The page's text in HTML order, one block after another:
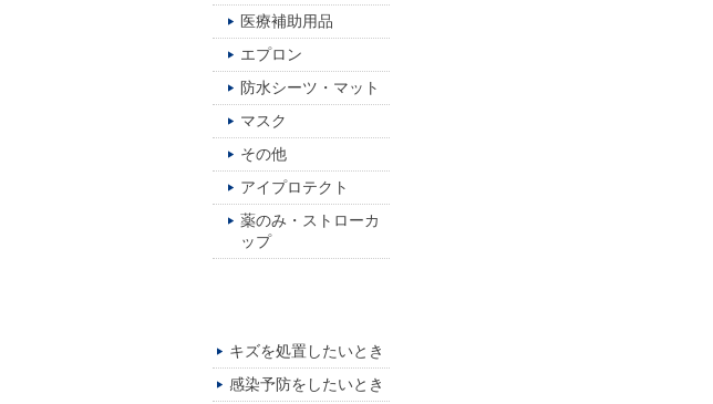
医療補助用品
エプロン
防水シーツ・マット
マスク
その他
アイプロテクト
薬のみ・ストローカ
ップ
キズを処置したいとき
感染予防をしたいとき